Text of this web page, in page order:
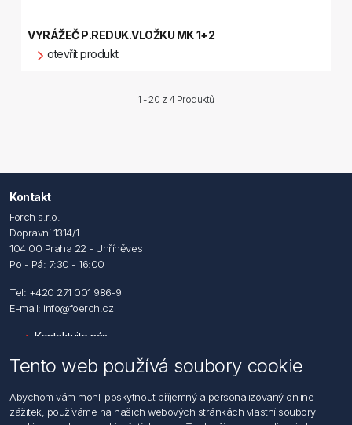
VYRÁŽEČ P.REDUK.VLOŽKU MK 1+2
otevřít produkt
1 - 20 z 4 Produktů
Kontakt
Förch s.r.o.
Dopravní 1314/1
104 00 Praha 22 - Uhříněves
Po - Pá: 7:30 - 16:00
Tel: +420 271 001 986-9
E-mail: info@foerch.cz
Kontaktujte nás
Hledat
Dodržování předpisů
Tento web používá soubory cookie
Abychom vám mohli poskytnout příjemný a personalizovaný online
zážitek, používáme na našich webových stránkách vlastní soubory